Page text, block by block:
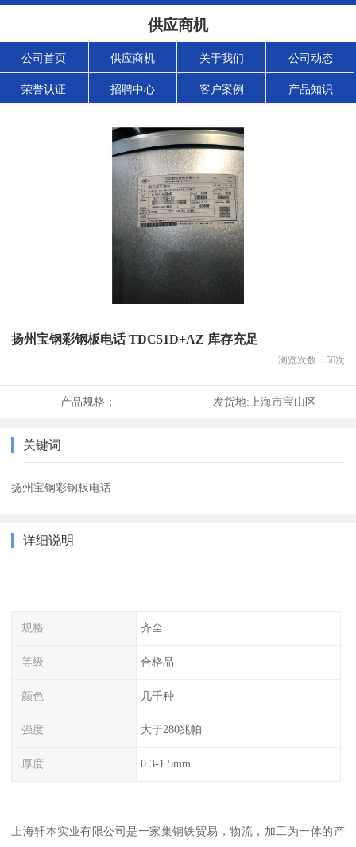
供应商机
公司首页 供应商机 关于我们 公司动态
荣誉认证 招聘中心 客户案例 产品知识
扬州宝钢彩钢板电话 TDC51D+AZ 库存充足
浏览次数： 56次
产品规格： 发货地: 上海市宝山区
关键词
扬州宝钢彩钢板电话
详细说明
规格 齐全
等级 合格品
颜色 几千种
强度 大于280兆帕
厚度 0.3-1.5mm
上海轩本实业有限公司是一家集钢铁贸易，物流，加工为一体的产